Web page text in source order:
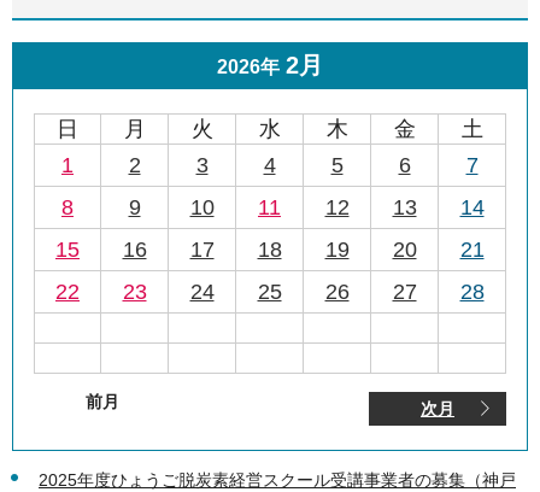
2026年 2月
日 月 火 水 木 金
土
1
2 3 4 5 6
7
8
9 10 11 12 13
14
15
16 17 18 19 20
21
22
23 24 25 26 27 28
前月 次月
2025年度ひょうご脱炭素経営スクール受講事業者の募集（神戸